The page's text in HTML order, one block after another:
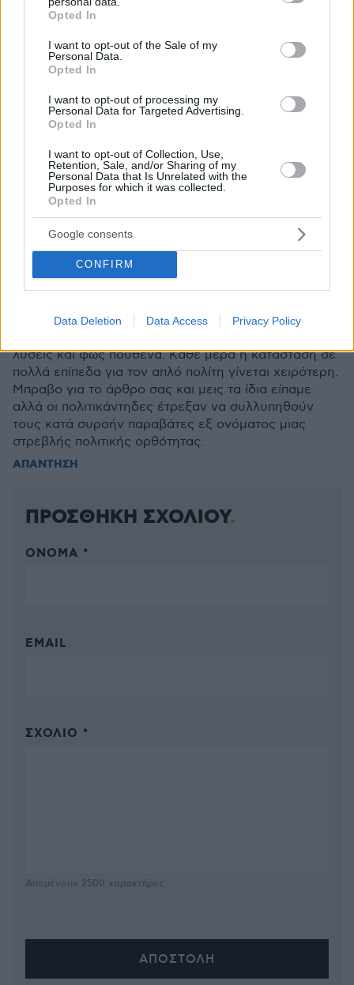
grant or deny consent to Google and its third-party tags to
use your data for below specified purposes in below Google
consent section.
Opted In
I want to opt-out of the Sale of my
Personal Data.
Opted In
I want to opt-out of processing my
Personal Data for Targeted Advertising.
Opted In
I want to opt-out of Collection, Use,
Retention, Sale, and/or Sharing of my
Personal Data that Is Unrelated with the
Purposes for which it was collected.
Opted In
Google consents
CONFIRM
Data Deletion Data Access Privacy Policy
Η γυναίκα πάλευε μόνη της
01.11.2021, 08:20
ανέβηκε πάνω στο αυτοκίνητο των ληστών ενώ αυτοί
οδηγούσαν με μεγάλη ταχύτητα, την έριξαν κάτω και
την χτύπησαν. 'Όλα καταγεγραμμένα σε βίντεο.
Έχασε και τα λεφτά της, όπως και ο ιδιοκτήτης του
κλεμμένου από τους ληστές αυτοκινήτου. Θα είχε
αστυνομία, μετά από την παρανοϊκή εντολή, που όλοι
ακούσαμε;
ΑΠΑΝΤΗΣΗ
ακατανοητες καταστασεις πολλά χρόνια τώρα, αλλλά
λύσεις και φως πουθενά. Κάθε μέρα η κατάσταση σε
πολλά επίπεδα για τον απλό πολίτη γίνεται χειρότερη.
Μπραβο για το άρθρο σας και μεις τα ίδια είπαμε
αλλά οι πολιτικάντηδες έτρεξαν να συλλυπηθούν
τους κατά συροήν παραβάτες εξ ονόματος μιας
στρεβλής πολιτικής ορθότητας.
ΑΠΑΝΤΗΣΗ
ΠΡΟΣΘΗΚΗ ΣΧΟΛΙΟΥ
ΌΝΟΜΑ *
EMAIL
ΣΧΌΛΙΟ *
Απομένουν 2500 χαρακτήρες